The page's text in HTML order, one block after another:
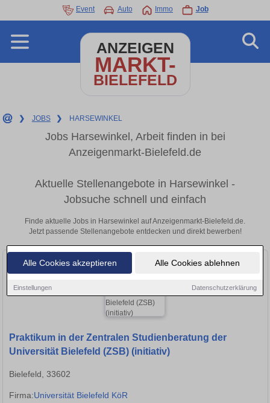
Alle Cookies akzeptieren Alle Cookies ablehnen
Einstellungen Datenschutzerklärung
Event Auto Immo Job
ANZEIGEN
MARKT-
BIELEFELD
❯ JOBS ❯ HARSEWINKEL
Jobs Harsewinkel, Arbeit finden in bei
Anzeigenmarkt-Bielefeld.de
Aktuelle Stellenangebote in Harsewinkel -
Jobsuche schnell und einfach
Finde aktuelle Jobs in Harsewinkel auf Anzeigenmarkt-Bielefeld.de.
Jetzt passende Stellenangebote entdecken und direkt bewerben!
Praktikum in der Zentralen Studienberatung der
Universität Bielefeld (ZSB) (initiativ)
Bielefeld, 33602
Firma:Universität Bielefeld KöR